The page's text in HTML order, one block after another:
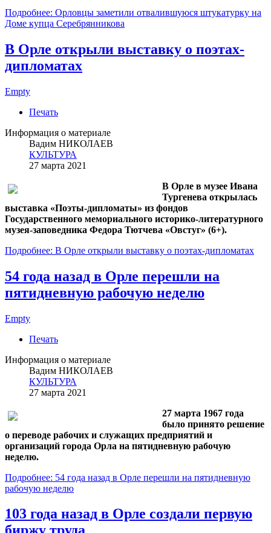
Подробнее: Орловцы заметили отвалившуюся штукатурку на
Доме купца Серебрянникова
В Орле открыли выставку о поэтах-
дипломатах
Empty
Печать
Информация о материале
Вадим НИКОЛАЕВ
КУЛЬТУРА
27 марта 2021
В Орле в музее Ивана
Тургенева открылась
выставка «Поэты-дипломаты» из фондов
Государственного мемориального историко-литературного
музея-заповедника Федора Тютчева «Овстуг» (6+).
Подробнее: В Орле открыли выставку о поэтах-дипломатах
54 года назад в Орле перешли на
пятидневную рабочую неделю
Empty
Печать
Информация о материале
Вадим НИКОЛАЕВ
КУЛЬТУРА
27 марта 2021
27 марта 1967 года
было принято решение
о переводе рабочих и служащих предприятий и
организаций города Орла на пятидневную рабочую
неделю.
Подробнее: 54 года назад в Орле перешли на пятидневную
рабочую неделю
103 года назад в Орле создали первую